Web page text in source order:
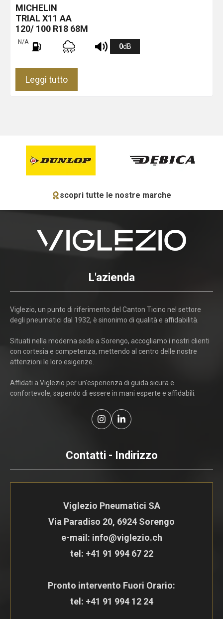
MICHELIN
TRIAL X11 AA
120/ 100 R18 68M
N/A
0dB
Leggi tutto
scopri tutte le nostre marche
L'azienda
Viglezio, un punto di riferimento del Canton Ticino nel settore
degli pneumatici dal 1932, è sinonimo di qualità e affidabilità.
Situati nella moderna sede a Sorengo, accogliamo i nostri clienti
con cortesia e competenza, mettendo al centro delle nostre
attenzioni le loro esigenze.
Affidati a Viglezio per un'esperienza di guida sicura e
confortevole, sapendo di essere in mani esperte e affidabili.
Contatti - Indirizzo
Viglezio Pneumatici SA
Via Paradiso 20, 6924 Sorengo
e-mail: info@viglezio.ch
tel: +41 91 994 67 22
Pronto intervento Fuori Orario:
tel: +41 91 994 12 24